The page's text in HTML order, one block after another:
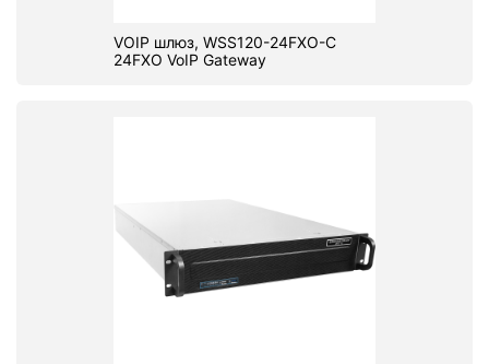
VOIP шлюз, WSS120-24FXO-C
24FXO VoIP Gateway